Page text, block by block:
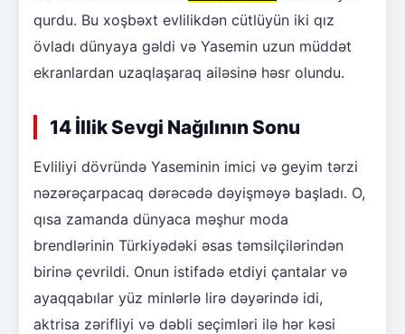
qurdu. Bu xoşbəxt evlilikdən cütlüyün iki qız
övladı dünyaya gəldi və Yasemin uzun müddət
ekranlardan uzaqlaşaraq ailəsinə həsr olundu.
14 İllik Sevgi Nağılının Sonu
Evliliyi dövründə Yaseminin imici və geyim tərzi
nəzərəçarpacaq dərəcədə dəyişməyə başladı. O,
qısa zamanda dünyaca məşhur moda
brendlərinin Türkiyədəki əsas təmsilçilərindən
birinə çevrildi. Onun istifadə etdiyi çantalar və
ayaqqabılar yüz minlərlə lirə dəyərində idi,
aktrisa zərifliyi və dəbli seçimləri ilə hər kəsi